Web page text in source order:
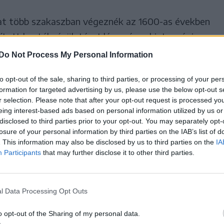
Do Not Process My Personal Information
opt-out of the sale, sharing to third parties, or processing of your
for targeted advertising by us, please use the below opt-out
selection. Please note that after your opt-out request is processed
interest-based ads based on personal information utilized by us
to third parties prior to your opt-out. You may separately
of your personal information by third parties on the IAB’s list of
This information may also be disclosed by us to third parties on the
Participants that may further disclose it to other third parties.
Data Processing Opt Outs
opt-out of the Sharing of my personal data.
több szakaszban végeznék az 1600-as években
kastély épületén. Idén nyáron biztonsági
felépítenék a leomlott falrészt, ideiglenes
tennék, illetve a műemlék épület
is dolgoznának – vázolta fel a terveket az
Ilieș projektkoordinátor. Hozzátette, a
megyében számos fatemplom helyreállításán
többek között a dobai templom
munkálatokat.